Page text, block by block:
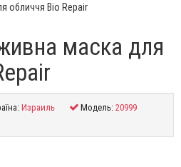
обличчя Bio Repair
маска для
Израиль Модель:20999